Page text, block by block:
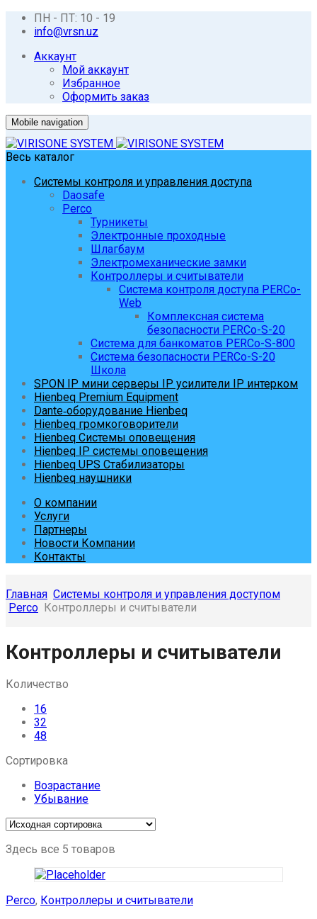
ПН - ПТ: 10 - 19
info@vrsn.uz
Аккаунт
Мой аккаунт
Избранное
Оформить заказ
Mobile navigation
Весь каталог
Системы контроля и управления доступа
Daosafe
Perco
Турникеты
Электронные проходные
Шлагбаум
Электромеханические замки
Контроллеры и считыватели
Система контроля доступа PERCo-
Web
Комплексная система
безопасности PERCo-S-20
Система для банкоматов PERCo-S-800
Система безопасности PERCo-S-20
Школа
SPON IP мини серверы IP усилители IP интерком
Hienbeq Premium Equipment
Dante‑оборудование Hienbeq
Hienbeq громкоговорители
Hienbeq Системы оповещения
Hienbeq IP системы оповещения
Hienbeq UPS Стабилизаторы
Hienbeq наушники
О компании
Услуги
Партнеры
Новости Компании
Контакты
Главная Системы контроля и управления доступом
Perco Контроллеры и считыватели
Skip
to
Контроллеры и считыватели
Количество
16
32
48
Сортировка
Возрастание
Убывание
Здесь все 5 товаров
Perco, Контроллеры и считыватели